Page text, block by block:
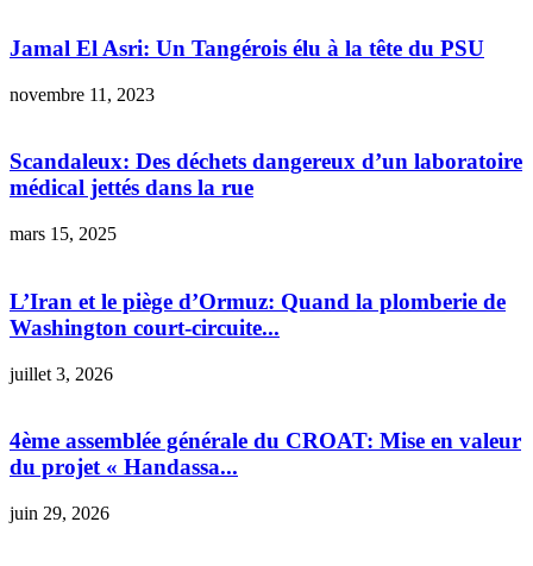
Jamal El Asri: Un Tangérois élu à la tête du PSU
novembre 11, 2023
Scandaleux: Des déchets dangereux d’un laboratoire
médical jettés dans la rue
mars 15, 2025
L’Iran et le piège d’Ormuz: Quand la plomberie de
Washington court-circuite...
juillet 3, 2026
4ème assemblée générale du CROAT: Mise en valeur
du projet « Handassa...
juin 29, 2026